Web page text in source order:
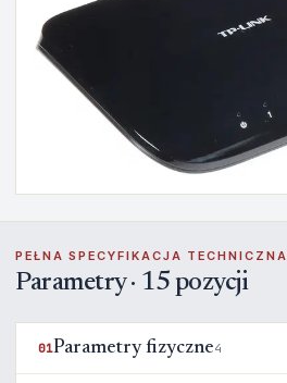
PEŁNA SPECYFIKACJA TECHNICZNA
Parametry · 15 pozycji
01Parametry fizyczne4